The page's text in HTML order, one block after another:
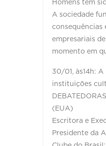
Homens tem
A sociedade
consequências
empresariais
momento em
30/01, às14h:
instituições
(EUA)
Escritora e
Presidente da